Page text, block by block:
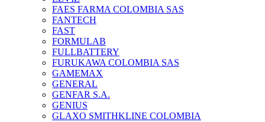
FAES FARMA COLOMBIA SAS
FANTECH
FAST
FORMULAB
FULLBATTERY
FURUKAWA COLOMBIA SAS
GAMEMAX
GENERAL
GENFAR S.A.
GENIUS
GLAXO SMITHKLINE COLOMBIA